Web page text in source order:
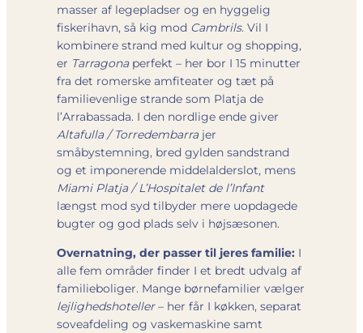
masser af legepladser og en hyggelig
fiskerihavn, så kig mod Cambrils. Vil I
kombinere strand med kultur og shopping,
er Tarragonaperfekt – her bor I 15 minutter
fra det romerske amfiteater og tæt på
familievenlige strande som Platja de
l’Arrabassada. I den nordlige ende giver
Altafulla / Torredembarrajer
småbystemning, bred gylden sandstrand
og et imponerende middelalderslot, mens
Miami Platja / L’Hospitalet de l’Infant
længst mod syd tilbyder mere uopdagede
bugter og god plads selv i højsæsonen.
Overnatning, der passer til jeres familie: I
alle fem områder finder I et bredt udvalg af
familieboliger. Mange børnefamilier vælger
lejlighedshoteller– her får I køkken, separat
soveafdeling og vaskemaskine samt